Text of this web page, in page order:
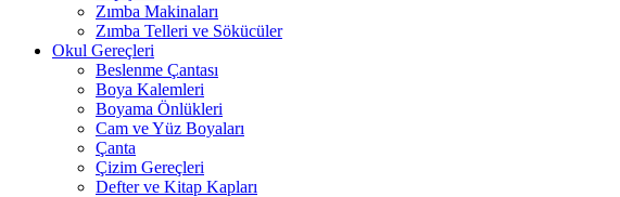
Zımba Makinaları
Zımba Telleri ve Sökücüler
Okul Gereçleri
Beslenme Çantası
Boya Kalemleri
Boyama Önlükleri
Cam ve Yüz Boyaları
Çanta
Çizim Gereçleri
Defter ve Kitap Kapları